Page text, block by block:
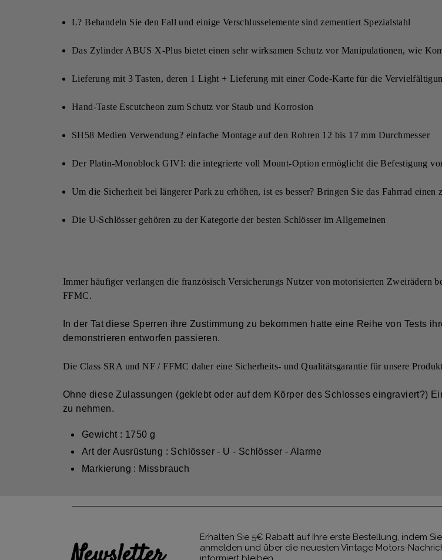
L? Behandeln Sie den Fall und einige Verschlusselemente sind zementiert Spezialstahl
Das Zylinder ABUS X-Plus bietet einen sehr wirksamen Schutz vor Manipulationen, wie
Lieferung mit 3 Tasten, deren 1 Light + Lieferung mit einer Code-Karte für die
Hand-Taste Escutcheon zum Schutz vor Staub und Korrosion
SH58 Medien Verwendung? einfache Montage auf den Rohren 12 bis 17 mm Durchmesser
Der Platin-Monoblock GIVI: die integrierte voll Mount-Option ermöglicht die Befestigung
Um die Sicherheit bei längerer Park zu erhöhen, ist es besser? Bringen Sie das Fahrrad einen
Die U-Schlösser gehören zu der Kategorie der besten Schlösser im Allgemeinen
Immer häufiger verlangen die französisch Versicherungs Nutzer von motorisierten Zweirädern
FFMC.
In der Tat diese Sperren ihre Zustimmung zu bekommen hatte eine Reihe von Tests
demonstrieren entworfen passieren.
Die Class SRA und NF / FFMC daher eine Sicherheits- und Qualitätsgarantie für unsere
Ohne diese Zulassungen (geklebt oder auf dem Körper des Schlosses eingraviert?)
zu nehmen.
Gewicht : 1750 g
Art der Ausrüstung : Schlösser - U - Schlösser - Alarme
Markierung : Missbrauch
Erhalten Sie 5€ Rabatt auf Ihre erste Bestellung, indem
anmelden und über die neuesten Vintage Motors-